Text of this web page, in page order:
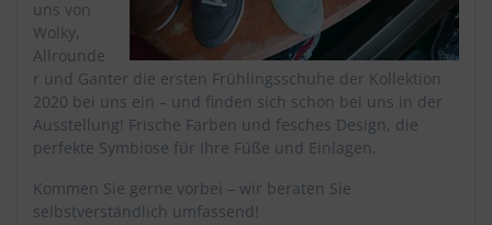
uns von
Wolky,
Allrounde
r und Ganter die ersten Frühlingsschuhe der Kollektion
2020 bei uns ein – und finden sich schon bei uns in der
Ausstellung! Frische Farben und fesches Design, die
perfekte Symbiose für Ihre Füße und Einlagen.
Kommen Sie gerne vorbei – wir beraten Sie
selbstverständlich umfassend!